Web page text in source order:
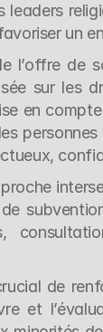
leaders
un
l’offre de
sur les
en
de
de
et